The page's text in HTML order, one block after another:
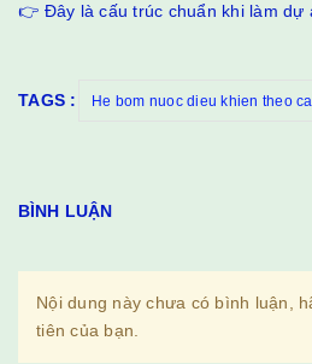
👉 Đây là cấu trúc chuẩn khi làm dự
TAGS : He bom nuoc dieu khien theo
BÌNH LUẬN
Nội dung này chưa có bình luận,
tiên của bạn.